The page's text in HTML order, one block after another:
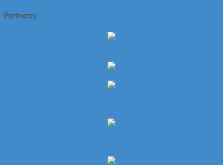
Partnerzy